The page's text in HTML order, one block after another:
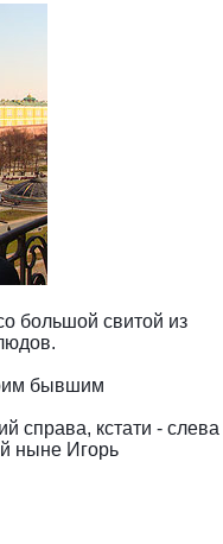
большой свитой из
бывшим
справа, кстати - слева
ныне Игорь